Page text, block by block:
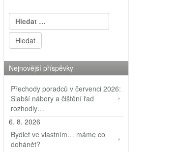
Vyhledávání
Nejnovější příspěvky
Přechody poradců v červenci 2026:
Slabší nábory a čištění řad
rozhodly…
6. 8. 2026
Bydlet ve vlastním… máme co
dohánět?